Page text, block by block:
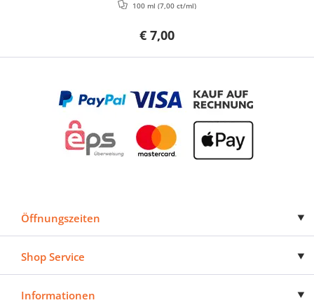
€ 7,00
100 ml (7,00 ct/ml)
Öffnungszeiten
Shop Service
Informationen